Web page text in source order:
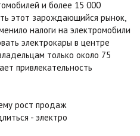
и более 15 000
этот зарождающийся рынок,
налоги на электромобили
электрокары в центре
только около 75
привлекательность